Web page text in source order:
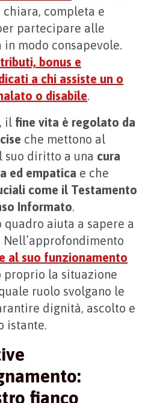
completa e
partecipare alle
modo consapevole.
bonus e
a chi assiste un o
o disabile.
il fine vita è regolato da
che mettono al
suo diritto a una cura
ed empatica e che
come il Testamento
Informato.
quadro aiuta a sapere a
al suo funzionamento
proprio la situazione
ruolo svolgano le
dignità, ascolto e
istante.
fianco